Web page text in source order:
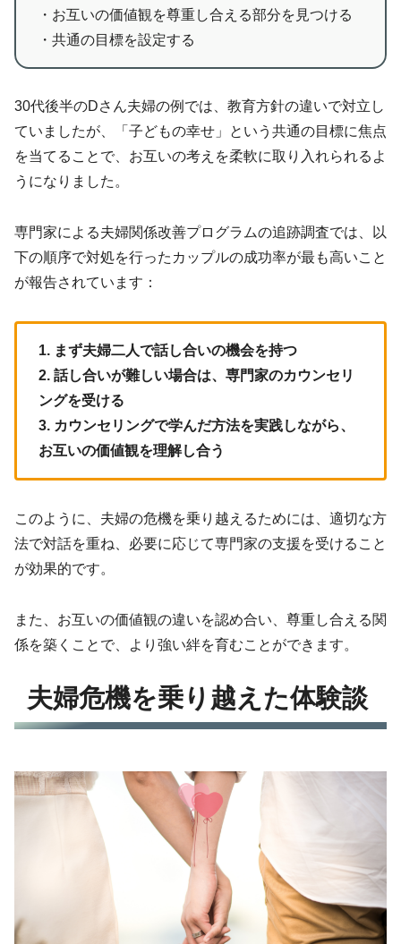
・お互いの価値観を尊重し合える部分を見つける
・共通の目標を設定する
30代後半のDさん夫婦の例では、教育方針の違いで対立し
ていましたが、「子どもの幸せ」という共通の目標に焦点
を当てることで、お互いの考えを柔軟に取り入れられるよ
うになりました。
専門家による夫婦関係改善プログラムの追跡調査では、以
下の順序で対処を行ったカップルの成功率が最も高いこと
が報告されています：
1. まず夫婦二人で話し合いの機会を持つ
2. 話し合いが難しい場合は、専門家のカウンセリ
ングを受ける
3. カウンセリングで学んだ方法を実践しながら、
お互いの価値観を理解し合う
このように、夫婦の危機を乗り越えるためには、適切な方
法で対話を重ね、必要に応じて専門家の支援を受けること
が効果的です。
また、お互いの価値観の違いを認め合い、尊重し合える関
係を築くことで、より強い絆を育むことができます。
夫婦危機を乗り越えた体験談